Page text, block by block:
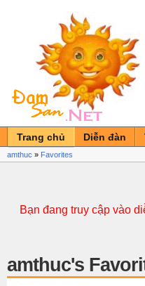
Trang chủ Diễn đàn
amthuc » Favorites
Bạn đang truy cập vào
amthuc's